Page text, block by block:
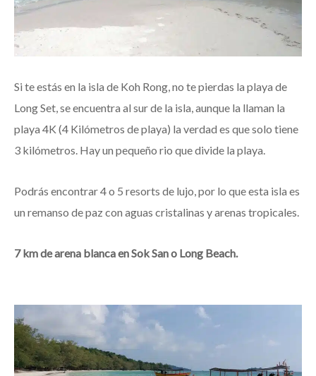
Si te estás en la isla de Koh Rong, no te pierdas la playa de
Long Set, se encuentra al sur de la isla, aunque la llaman la
playa 4K (4 Kilómetros de playa) la verdad es que solo tiene
3 kilómetros. Hay un pequeño rio que divide la playa.
Podrás encontrar 4 o 5 resorts de lujo, por lo que esta isla es
un remanso de paz con aguas cristalinas y arenas tropicales.
7 km de arena blanca en Sok San o Long Beach.